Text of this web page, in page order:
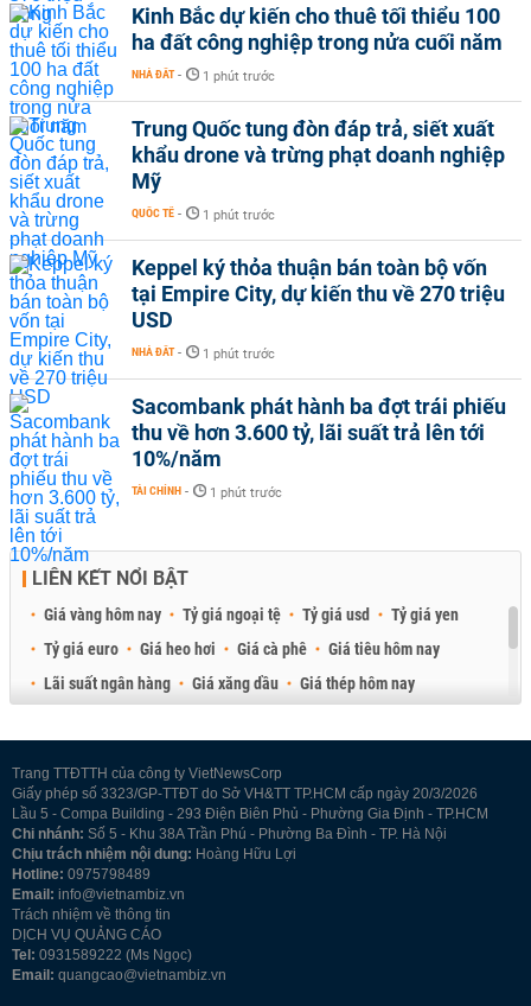
Kinh Bắc dự kiến cho thuê tối thiểu 100
ha đất công nghiệp trong nửa cuối năm
NHÀ ĐẤT - 1 phút trước
Trung Quốc tung đòn đáp trả, siết xuất
khẩu drone và trừng phạt doanh nghiệp
Mỹ
QUỐC TẾ - 1 phút trước
Keppel ký thỏa thuận bán toàn bộ vốn
tại Empire City, dự kiến thu về 270 triệu
USD
NHÀ ĐẤT - 1 phút trước
Sacombank phát hành ba đợt trái phiếu
thu về hơn 3.600 tỷ, lãi suất trả lên tới
10%/năm
TÀI CHÍNH - 1 phút trước
LIÊN KẾT NỔI BẬT
Giá vàng hôm nay Tỷ giá ngoại tệ Tỷ giá usd
Tỷ giá yen
Tỷ giá euro
Giá heo hơi Giá cà phê
Giá tiêu hôm nay
Lãi suất ngân hàng
Giá xăng dầu
Giá thép hôm nay
Trang TTĐTTH của công ty VietNewsCorp
Giấy phép số 3323/GP-TTĐT do Sở VH&TT TP.HCM cấp ngày 20/3/2026
Lầu 5 - Compa Building - 293 Điện Biên Phủ - Phường Gia Định - TP.HCM
Chi nhánh: Số 5 - Khu 38A Trần Phú - Phường Ba Đình - TP. Hà Nội
Chịu trách nhiệm nội dung: Hoàng Hữu Lợi
Hotline: 0975798489
Email: info@vietnambiz.vn
Trách nhiệm về thông tin
DỊCH VỤ QUẢNG CÁO
Tel: 0931589222 (Ms Ngọc)
Email: quangcao@vietnambiz.vn